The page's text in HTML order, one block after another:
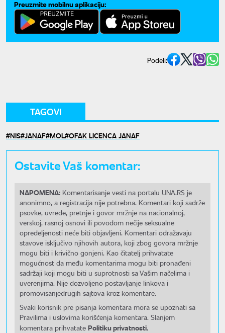
Preuzmite mobilnu aplikaciju:
Podeli:
TAGOVI
NIS JANAF MOL OFAK LICENCA JANAF
Ostavite Vaš komentar:
NAPOMENA: Komentarisanje vesti na portalu UNA.RS je
anonimno, a registracija nije potrebna. Komentari koji sadrže
psovke, uvrede, pretnje i govor mržnje na nacionalnoj,
verskoj, rasnoj osnovi ili povodom nečije seksualne
opredeljenosti neće biti objavljeni. Komentari odražavaju
stavove isključivo njihovih autora, koji zbog govora mržnje
mogu biti i krivično gonjeni. Kao čitatelj prihvatate
mogućnost da među komentarima mogu biti pronađeni
sadržaji koji mogu biti u suprotnosti sa Vašim načelima i
uverenjima. Nije dozvoljeno postavljanje linkova i
promovisanjedrugih sajtova kroz komentare.
Svaki korisnik pre pisanja komentara mora se upoznati sa
Pravilima i uslovima korišćenja komentara. Slanjem
komentara prihvatate Politiku privatnosti.